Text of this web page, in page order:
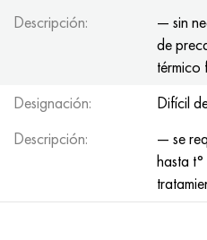
Descripción:
— sin
de
térmico
Designación:
Difícil
Descripción:
— se
hasta